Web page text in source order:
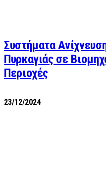
Συστήματα
Πυρκαγιάς σε
Περιοχές
23/12/2024